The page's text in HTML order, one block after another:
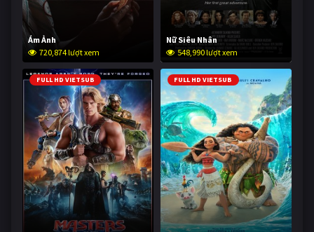
Ám Ảnh
720,874 lượt xem
Nữ Siêu Nhân
548,990 lượt xem
FULL HD VIETSUB FULL HD VIETSUB